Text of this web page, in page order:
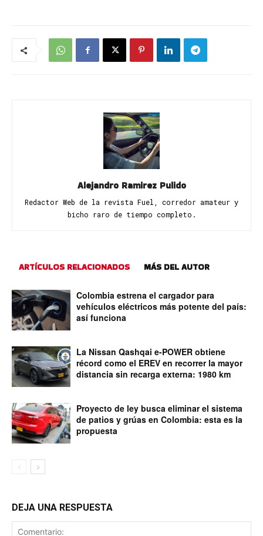
Alejandro Ramirez Pulido
Redactor Web de la revista Fuel, corredor amateur y
bicho raro de tiempo completo.
ARTÍCULOS RELACIONADOS MÁS DEL AUTOR
Colombia estrena el cargador para
vehículos eléctricos más potente del país:
así funciona
La Nissan Qashqai e-POWER obtiene
récord como el EREV en recorrer la mayor
distancia sin recarga externa: 1980 km
Proyecto de ley busca eliminar el sistema
de patios y grúas en Colombia: esta es la
propuesta
DEJA UNA RESPUESTA